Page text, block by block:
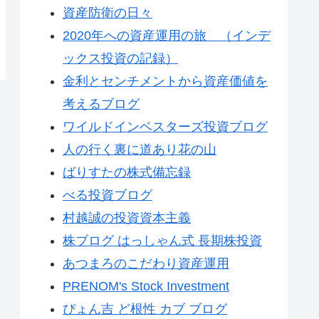
資産防衛の日々
2020年への資産運用の旅 （インデ
ックス投資の記録）
金利とセンチメントから資産価値を
考えるブログ
ワイルドインベスターズ投資ブログ
人の行く裏に道あり花の山
ばりすたの株式備忘録
べる投資ブログ
村越誠の投資資本主義
株ブログ はっしゃん式 長期株投資
あつまろのこだわり資産運用
PRENOM's Stock Investment
ぴょん吉 ど根性 カブ ブログ